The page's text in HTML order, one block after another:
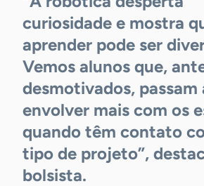
curiosidade e mostra
aprender pode ser
Vemos alunos que,
desmotivados, passam
envolver mais com os
quando têm contato
tipo de projeto”,
bolsista.